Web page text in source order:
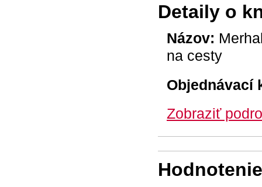
Detaily o
Názov:
na cesty
Objednávací
Zobraziť